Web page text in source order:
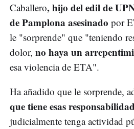
Caballero, hijo del edil de
de Pamplona asesinado por
le "sorprende" que "teniendo
dolor, no haya un
esa violencia de ETA".
Ha añadido que le sorprende,
que tiene esas
judicialmente tenga actividad